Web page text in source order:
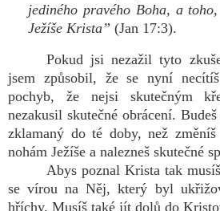
jediného pravého Boha, a
Ježíše Krista” (Jan 17:3).
Pokud jsi nezažil tyto
jsem způsobil, že se nyní
pochyb, že nejsi skutečným
nezakusil skutečné obrácení.
zklamaný do té doby, než
nohám Ježíše a nalezneš skutečné
Abys poznal Krista tak
se vírou na Něj, který byl
hříchy. Musíš také jít dolů do